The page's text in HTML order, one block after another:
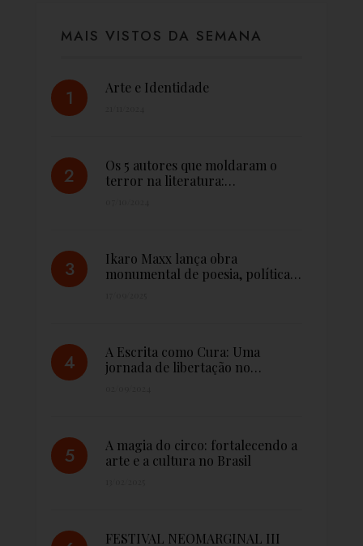
MAIS VISTOS DA SEMANA
Arte e Identidade
Os 5 autores que moldaram o
terror na literatura:…
Ikaro Maxx lança obra
monumental de poesia, política…
A Escrita como Cura: Uma
jornada de libertação no…
A magia do circo: fortalecendo a
arte e a cultura no Brasil
FESTIVAL NEOMARGINAL III